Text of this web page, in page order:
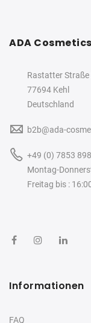
ADA
Rastatter Straße
77694 Kehl
Deutschland
b2b@ada-
+49 (0) 7853
Montag-
Freitag bis :
Informationen
FAQ